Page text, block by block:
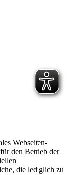
Webseiten-
den Betrieb der
die lediglich zu